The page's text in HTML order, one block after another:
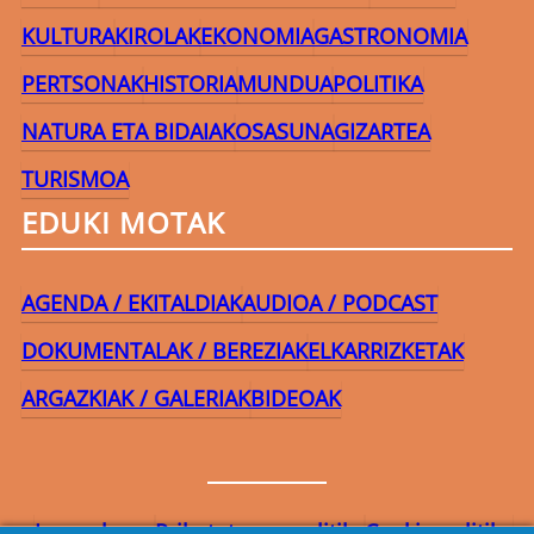
KULTURAKIROLAKEKONOMIAGASTRONOMIA
PERTSONAKHISTORIAMUNDUAPOLITIKA
NATURA ETA BIDAIAKOSASUNAGIZARTEA
TURISMOA
EDUKI MOTAK
AGENDA / EKITALDIAKAUDIOA / PODCAST
DOKUMENTALAK / BEREZIAKELKARRIZKETAK
ARGAZKIAK / GALERIAKBIDEOAK